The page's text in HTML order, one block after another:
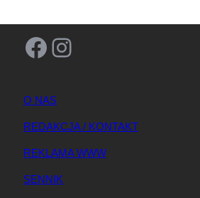
Facebook Instagram
O NAS
REDAKCJA / KONTAKT
REKLAMA WWW
SENNIK